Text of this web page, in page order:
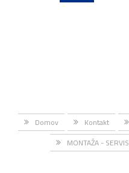
Domov Kontakt
MONTAŽA - SERVIS